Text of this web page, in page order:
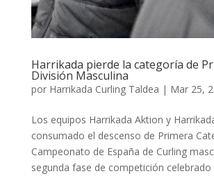
Harrikada pierde la categoría de
División Masculina
por Harrikada Curling Taldea | Mar 25,
Los equipos Harrikada Aktion y
consumado el descenso de Primera
Campeonato de España de Curling
segunda fase de competición